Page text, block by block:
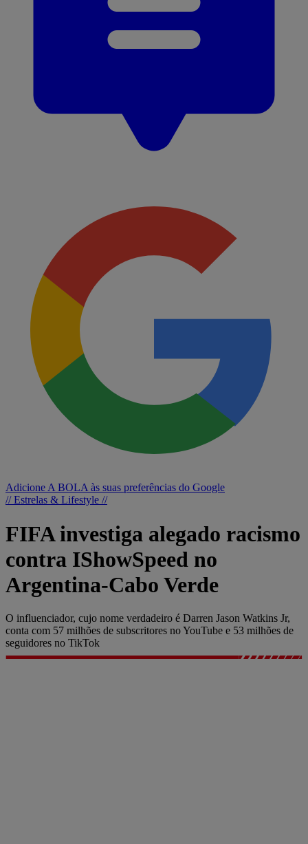
Adicione A BOLA às suas preferências do Google
// Estrelas & Lifestyle //
FIFA investiga alegado racismo
contra IShowSpeed no
Argentina-Cabo Verde
O influenciador, cujo nome verdadeiro é Darren Jason Watkins Jr,
conta com 57 milhões de subscritores no YouTube e 53 milhões de
seguidores no TikTok